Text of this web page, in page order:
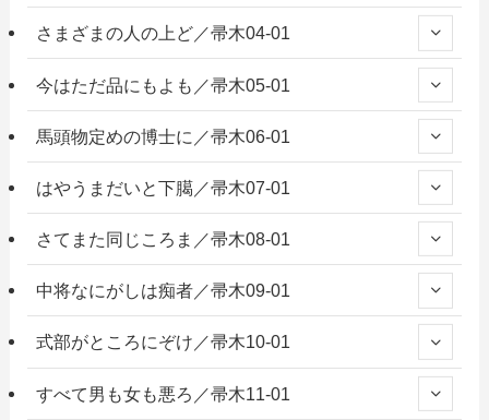
さまざまの人の上ど／帚木04-01
今はただ品にもよも／帚木05-01
馬頭物定めの博士に／帚木06-01
はやうまだいと下臈／帚木07-01
さてまた同じころま／帚木08-01
中将なにがしは痴者／帚木09-01
式部がところにぞけ／帚木10-01
すべて男も女も悪ろ／帚木11-01